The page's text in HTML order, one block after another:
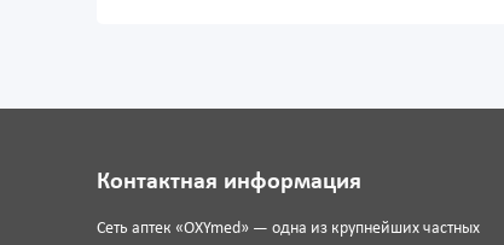
Контактная информация
Сеть аптек «OXYmed» — одна из крупнейших частных